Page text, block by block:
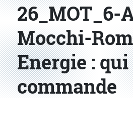
26_MOT_6-
Mocchi-
Energie :
commande